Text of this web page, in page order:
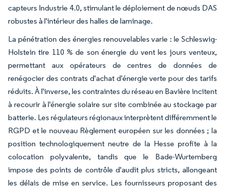
capteurs Industrie 4.0, stimulant le déploiement de nœuds DAS
robustes à l'intérieur des halles de laminage.
La pénétration des énergies renouvelables varie : le Schleswig-
Holstein tire 110 % de son énergie du vent les jours venteux,
permettant aux opérateurs de centres de données de
renégocier des contrats d'achat d'énergie verte pour des tarifs
réduits. À l'inverse, les contraintes du réseau en Bavière incitent
à recourir à l'énergie solaire sur site combinée au stockage par
batterie. Les régulateurs régionaux interprètent différemment le
RGPD et le nouveau Règlement européen sur les données ; la
position technologiquement neutre de la Hesse profite à la
colocation polyvalente, tandis que le Bade-Wurtemberg
impose des points de contrôle d'audit plus stricts, allongeant
les délais de mise en service. Les fournisseurs proposant des